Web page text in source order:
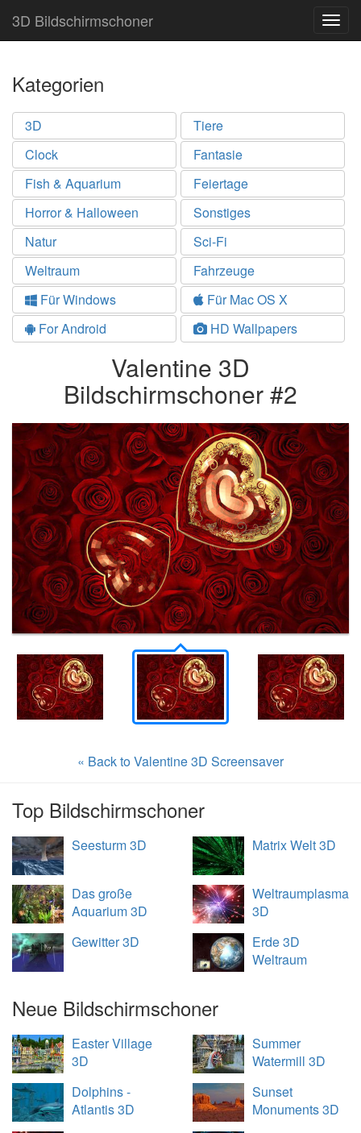
3D Bildschirmschoner
Kategorien
3D
Tiere
Clock
Fantasie
Fish & Aquarium
Feiertage
Horror & Halloween
Sonstiges
Natur
Sci-Fi
Weltraum
Fahrzeuge
Für Windows
Für Mac OS X
For Android
HD Wallpapers
Valentine 3D
Bildschirmschoner #2
« Back to Valentine 3D Screensaver
Top Bildschirmschoner
Seesturm 3D Matrix Welt 3D
Das große
Aquarium 3D
Weltraumplasma
3D
Gewitter 3D
Erde 3D
Weltraum
Neue Bildschirmschoner
Easter Village
3D
Summer
Watermill 3D
Dolphins -
Atlantis 3D
Sunset
Monuments 3D